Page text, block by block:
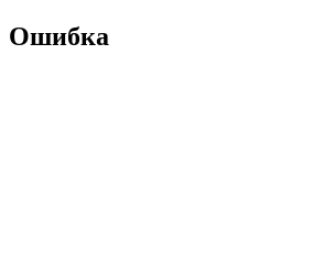
Ошибка